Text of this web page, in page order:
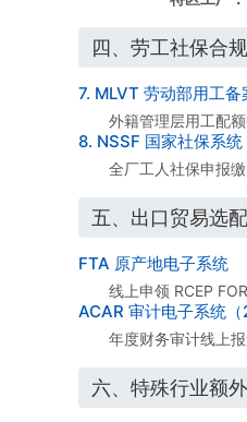
四、劳工社保合
7. MLVT 劳动部用工备
外籍管理层用工配
8. NSSF 国家社保系统
全厂工人社保申报
五、出口贸易选
FTA 原产地电子系统
线上申领 RCEP
ACAR 审计电子系统（
年度财务审计线上
六、特殊行业额